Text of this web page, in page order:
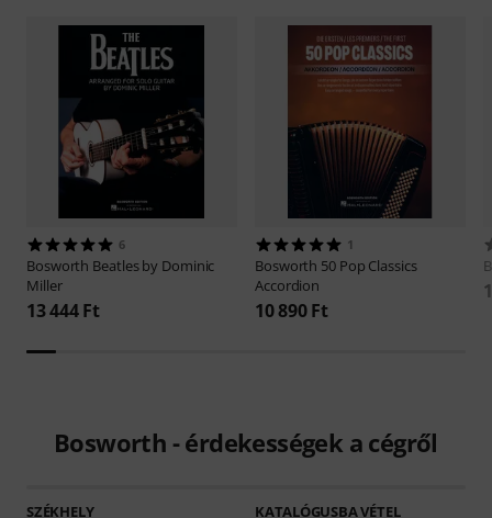
6
Bosworth Beatles by Dominic
Miller
13 444 Ft
1
Bosworth 50 Pop Classics
Accordion
10 890 Ft
Bosworth - érdekességek a cégről
SZÉKHELY KATALÓGUSBA VÉTEL